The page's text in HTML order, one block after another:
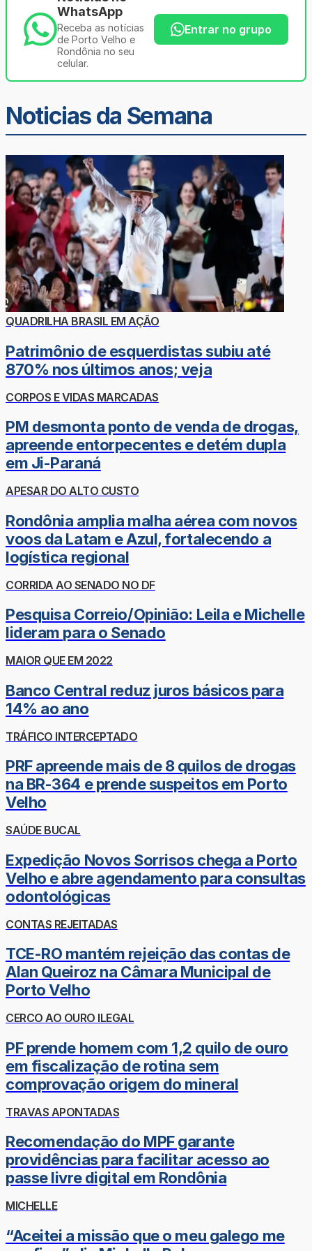
WhatsApp
Receba as notícias
de Porto Velho e
Rondônia no seu
celular.
Entrar no grupo
Noticias da Semana
QUADRILHA BRASIL EM AÇÃO
Patrimônio de esquerdistas subiu até
870% nos últimos anos; veja
CORPOS E VIDAS MARCADAS
PM desmonta ponto de venda de drogas,
apreende entorpecentes e detém dupla
em Ji-Paraná
APESAR DO ALTO CUSTO
Rondônia amplia malha aérea com novos
voos da Latam e Azul, fortalecendo a
logística regional
CORRIDA AO SENADO NO DF
Pesquisa Correio/Opinião: Leila e Michelle
lideram para o Senado
MAIOR QUE EM 2022
Banco Central reduz juros básicos para
14% ao ano
TRÁFICO INTERCEPTADO
PRF apreende mais de 8 quilos de drogas
na BR-364 e prende suspeitos em Porto
Velho
SAÚDE BUCAL
Expedição Novos Sorrisos chega a Porto
Velho e abre agendamento para consultas
odontológicas
CONTAS REJEITADAS
TCE-RO mantém rejeição das contas de
Alan Queiroz na Câmara Municipal de
Porto Velho
CERCO AO OURO ILEGAL
PF prende homem com 1,2 quilo de ouro
em fiscalização de rotina sem
comprovação origem do mineral
TRAVAS APONTADAS
Recomendação do MPF garante
providências para facilitar acesso ao
passe livre digital em Rondônia
MICHELLE
“Aceitei a missão que o meu galego me